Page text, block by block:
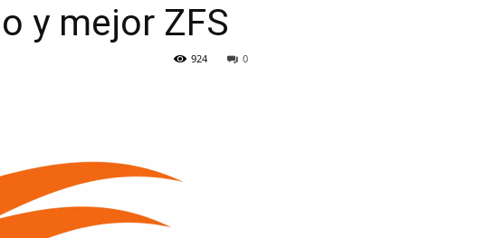
y mejor ZFS
0
924